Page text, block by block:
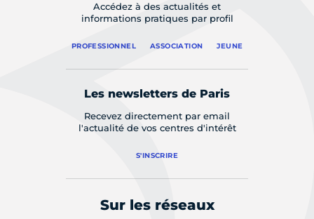
Accédez à des actualités et
informations pratiques par profil
PROFESSIONNEL ASSOCIATION JEUNE
Les newsletters de Paris
Recevez directement par email
l'actualité de vos centres d'intérêt
S'INSCRIRE
Sur les réseaux